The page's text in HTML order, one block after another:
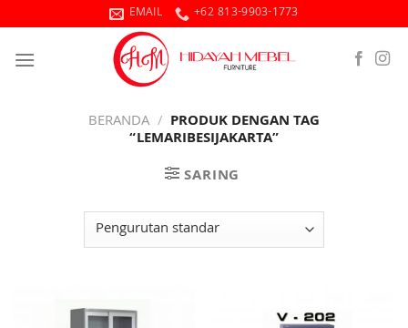
to
content
EMAIL +62 813-9903-1773
BERANDA / PRODUK DENGAN TAG
“LEMARIBESIJAKARTA”
SARING